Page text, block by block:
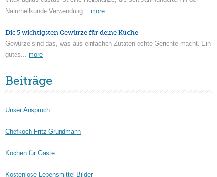
Naturheilkunde Verwendung...more
Die 5 wichtigsten Gewürze für deine Küche
Gewürze sind das, was aus einfachen Zutaten echte Gerichte macht. Ein
gutes...more
Beiträge
Unser Anspruch
Chefkoch Fritz Grundmann
Kochen für Gäste
Kostenlose Lebensmittel Bilder